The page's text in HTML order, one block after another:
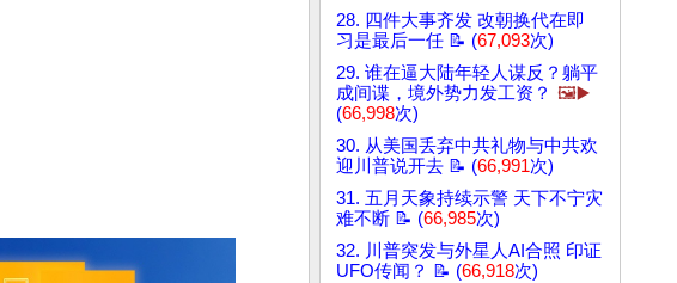
28. 四件大事齐发 改朝换代在即
习是最后一任 📝 (67,093次)
29. 谁在逼大陆年轻人谋反？躺平
成间谍，境外势力发工资？ 🖼️▶️
(66,998次)
30. 从美国丢弃中共礼物与中共欢
迎川普说开去 📝 (66,991次)
31. 五月天象持续示警 天下不宁灾
难不断 📝 (66,985次)
32. 川普突发与外星人AI合照 印证
UFO传闻？ 📝 (66,918次)